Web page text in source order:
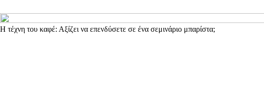
Η τέχνη του καφέ: Αξίζει να επενδύσετε σε ένα σεμινάριο μπαρίστα;